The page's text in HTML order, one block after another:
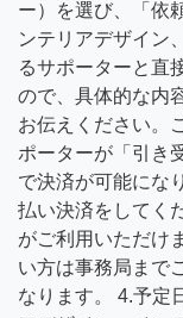
ー）を選び、「依
ンテリアデザイン
るサポーターと直
ので、具体的な内
お伝えください。
ポーターが「引き
で決済が可能にな
払い決済をしてく
がご利用いただけ
い方は事務局まで
なります。 4.予定